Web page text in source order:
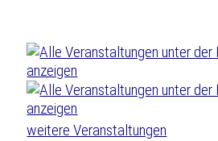
weitere Veranstaltungen